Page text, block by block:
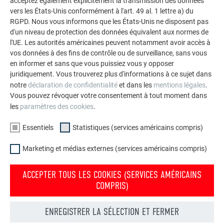
façades.
VOIR DAVANTAGE DE RÉFÉRENCES
vers les États-Unis conformément à l'art. 49 al. 1 lettre a) du
RGPD. Nous vous informons que les États-Unis ne disposent pas
d'un niveau de protection des données équivalent aux normes de
l'UE. Les autorités américaines peuvent notamment avoir accès à
vos données à des fins de contrôle ou de surveillance, sans vous
en informer et sans que vous puissiez vous y opposer
juridiquement. Vous trouverez plus d'informations à ce sujet dans
notredéclaration de confidentialitéet dans les mentions légales.
Vous pouvez révoquer votre consentement à tout moment dans
les paramètres des cookies.
Essentiels Statistiques (services américains compris)
Marketing et médias externes (services américains compris)
ACCEPTER TOUS LES COOKIES (SERVICES AMÉRICAINS
COMPRIS)
ENREGISTRER LA SÉLECTION ET FERMER